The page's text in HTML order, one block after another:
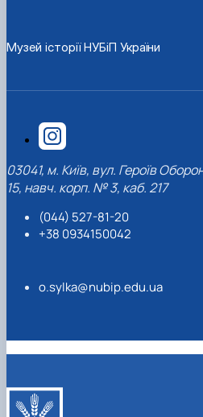
Музей історії НУБіП України
03041, м. Київ, вул. Героїв
15, навч. корп. № 3, каб. 217
(044) 527-81-20
+38 0934150042
o.sylka@nubip.edu.ua